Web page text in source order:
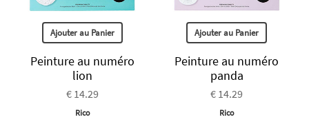
Ajouter au Panier
Peinture au numéro
lion
€ 14.29
Rico
Ajouter au Panier
Peinture au numéro
panda
€ 14.29
Rico